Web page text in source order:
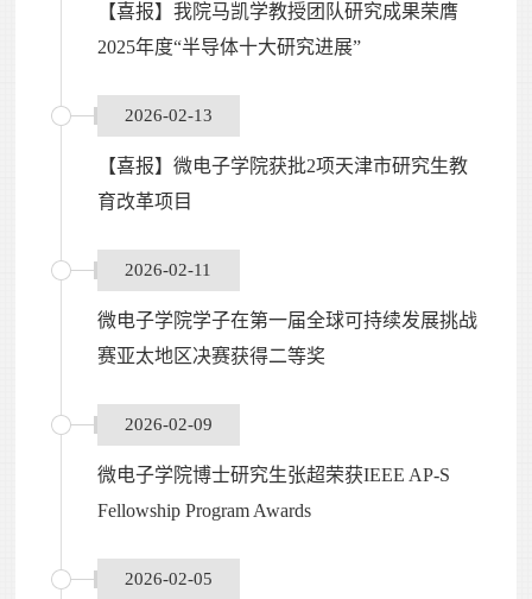
【喜报】我院马凯学教授团队研究成果荣膺
2025年度“半导体十大研究进展”
2026-02-13
【喜报】微电子学院获批2项天津市研究生教
育改革项目
2026-02-11
微电子学院学子在第一届全球可持续发展挑战
赛亚太地区决赛获得二等奖
2026-02-09
微电子学院博士研究生张超荣获IEEE AP-S
Fellowship Program Awards
2026-02-05